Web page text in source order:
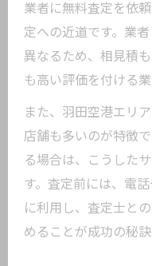
業者に無料査定を依
定への近道です。業
異なるため、相見積
も高い評価を付ける業
また、羽田空港エリ
店舗も多いのが特徴
る場合は、こうした
す。査定前には、電
に利用し、査定士と
めることが成功の秘訣